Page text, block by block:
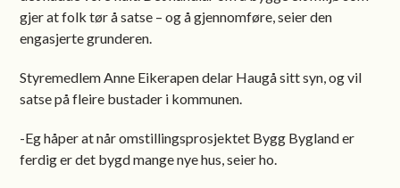
gjer at folk tør å satse – og å gjennomføre, seier den
engasjerte grunderen.
Styremedlem Anne Eikerapen delar Haugå sitt syn, og vil
satse på fleire bustader i kommunen.
-Eg håper at når omstillingsprosjektet Bygg Bygland er
ferdig er det bygd mange nye hus, seier ho.